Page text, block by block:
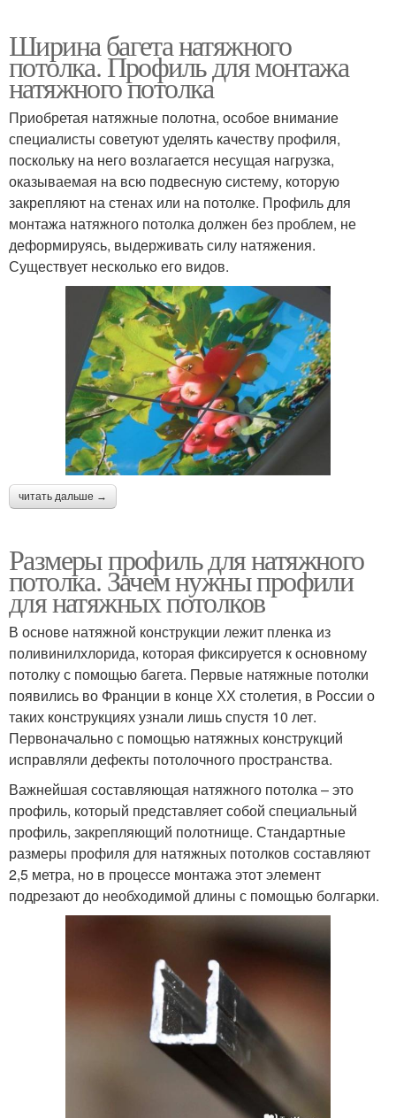
Ширина багета натяжного
потолка. Профиль для монтажа
натяжного потолка
Приобретая натяжные полотна, особое внимание
специалисты советуют уделять качеству профиля,
поскольку на него возлагается несущая нагрузка,
оказываемая на всю подвесную систему, которую
закрепляют на стенах или на потолке. Профиль для
монтажа натяжного потолка должен без проблем, не
деформируясь, выдерживать силу натяжения.
Существует несколько его видов.
читать дальше →
Размеры профиль для натяжного
потолка. Зачем нужны профили
для натяжных потолков
В основе натяжной конструкции лежит пленка из
поливинилхлорида, которая фиксируется к основному
потолку с помощью багета. Первые натяжные потолки
появились во Франции в конце ХХ столетия, в России о
таких конструкциях узнали лишь спустя 10 лет.
Первоначально с помощью натяжных конструкций
исправляли дефекты потолочного пространства.
Важнейшая составляющая натяжного потолка – это
профиль, который представляет собой специальный
профиль, закрепляющий полотнище. Стандартные
размеры профиля для натяжных потолков составляют
2,5 метра, но в процессе монтажа этот элемент
подрезают до необходимой длины с помощью болгарки.